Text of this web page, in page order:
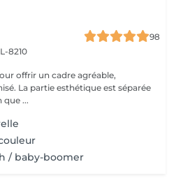
98
8210
offrir un cadre agréable,
La partie esthétique est séparée
que ...
/ baby-boomer